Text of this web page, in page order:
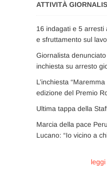
ATTIVITÀ
16 indagati e 5
e sfruttamento sul
Giornalista
inchiesta su arresto
L’inchiesta
edizione del Premio
Ultima tappa della
Marcia della pace
Lucano: “Io vicino a